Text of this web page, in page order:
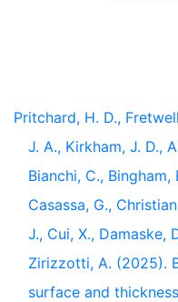
Pritchard, H. D.,
J. A., Kirkham, J. D.,
Bianchi, C., Bingham,
Casassa, G.,
J., Cui, X., Damaske,
Zirizzotti, A. (2025).
surface and